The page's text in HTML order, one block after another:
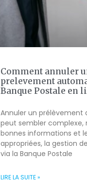
Comment annuler
prelevement
Banque Postale en
Annuler un prélèvement
peut sembler complexe,
bonnes informations et
appropriées, la gestion
via la Banque Postale
LIRE LA SUITE »